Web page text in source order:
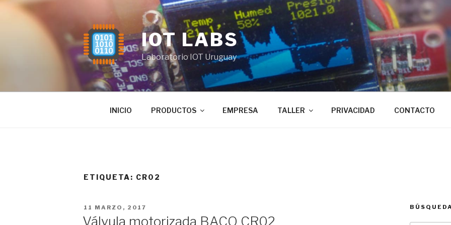
Saltar
IOT LABS
Laboratorio IOT Uruguay
INICIO PRODUCTOS EMPRESA TALLER PRIVACIDAD CONTACTO
ETIQUETA: CR02
PUBLICADO
11 MARZO, 2017
Válvula motorizada BACO CR02